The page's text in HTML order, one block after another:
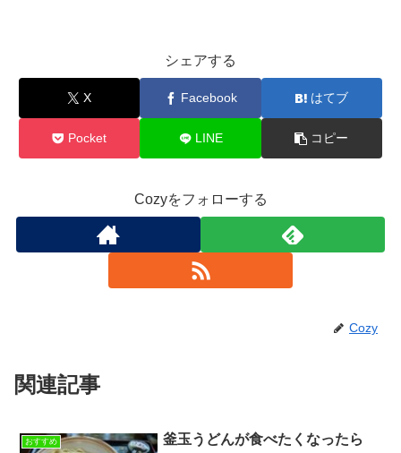
シェアする
X Facebook はてブ
Pocket LINE コピー
Cozyをフォローする
Cozy
関連記事
おすすめ 釜玉うどんが食べたくなったら